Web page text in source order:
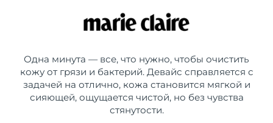
Одна минута — все, что нужно, чтобы очистить
кожу от грязи и бактерий. Девайс справляется с
задачей на отлично, кожа становится мягкой и
сияющей, ощущается чистой, но без чувства
стянутости.